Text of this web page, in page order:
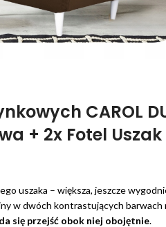
CAROL
+ 2x Fotel Uszak
uszaka – większa, jeszcze
w dwóch kontrastujących barwach
się przejść obok niej obojętnie.